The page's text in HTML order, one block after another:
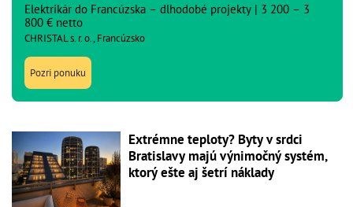
Elektrikár do Francúzska – dlhodobé projekty | 3 200 – 3
800 € netto
CHRISTAL s. r. o., Francúzsko
Pozri ponuku
Extrémne teploty? Byty v srdci
Bratislavy majú výnimočný systém,
ktorý ešte aj šetrí náklady